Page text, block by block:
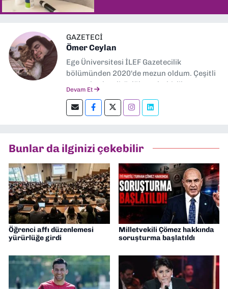
GAZETECİ
Ömer Ceylan
Ege Üniversitesi İLEF Gazetecilik
bölümünden 2020'de mezun oldum. Çeşitli
gazetelerde editörlük, muhabirlik yaptım.
editörlük yapıyorum.
Devam Et
Bunlar da ilginizi çekebilir
Öğrenci affı düzenlemesi
yürürlüğe girdi
Milletvekili Çömez hakkında
soruşturma başlatıldı